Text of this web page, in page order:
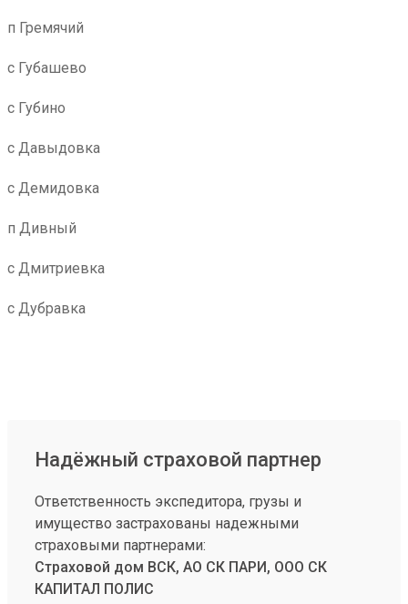
п Гремячий
с Губашево
с Губино
с Давыдовка
с Демидовка
п Дивный
с Дмитриевка
с Дубравка
Надёжный страховой партнер
Ответственность экспедитора, грузы и
имущество застрахованы надежными
страховыми партнерами:
Страховой дом ВСК, АО СК ПАРИ, ООО СК
КАПИТАЛ ПОЛИС